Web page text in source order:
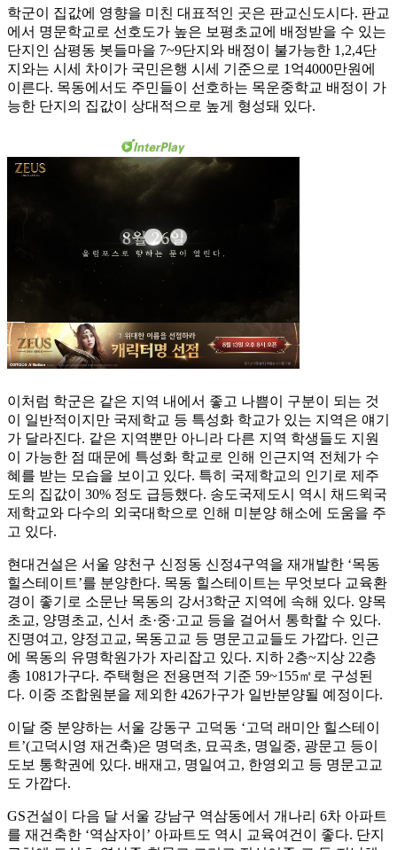
학군이 집값에 영향을 미친 대표적인 곳은 판교신도시다. 판교
에서 명문학교로 선호도가 높은 보평초교에 배정받을 수 있는
단지인 삼평동 봇들마을 7~9단지와 배정이 불가능한 1,2,4단
지와는 시세 차이가 국민은행 시세 기준으로 1억4000만원에
이른다. 목동에서도 주민들이 선호하는 목운중학교 배정이 가
능한 단지의 집값이 상대적으로 높게 형성돼 있다.
이처럼 학군은 같은 지역 내에서 좋고 나쁨이 구분이 되는 것
이 일반적이지만 국제학교 등 특성화 학교가 있는 지역은 얘기
가 달라진다. 같은 지역뿐만 아니라 다른 지역 학생들도 지원
이 가능한 점 때문에 특성화 학교로 인해 인근지역 전체가 수
혜를 받는 모습을 보이고 있다. 특히 국제학교의 인기로 제주
도의 집값이 30% 정도 급등했다. 송도국제도시 역시 채드윅국
제학교와 다수의 외국대학으로 인해 미분양 해소에 도움을 주
고 있다.
현대건설은 서울 양천구 신정동 신정4구역을 재개발한 ‘목동
힐스테이트’를 분양한다. 목동 힐스테이트는 무엇보다 교육환
경이 좋기로 소문난 목동의 강서3학군 지역에 속해 있다. 양목
초교, 양명초교, 신서 초·중·고교 등을 걸어서 통학할 수 있다.
진명여고, 양정고교, 목동고교 등 명문고교들도 가깝다. 인근
에 목동의 유명학원가가 자리잡고 있다. 지하 2층~지상 22층
총 1081가구다. 주택형은 전용면적 기준 59~155㎡로 구성된
다. 이중 조합원분을 제외한 426가구가 일반분양될 예정이다.
이달 중 분양하는 서울 강동구 고덕동 ‘고덕 래미안 힐스테이
트’(고덕시영 재건축)은 명덕초, 묘곡초, 명일중, 광문고 등이
도보 통학권에 있다. 배재고, 명일여고, 한영외고 등 명문고교
도 가깝다.
GS건설이 다음 달 서울 강남구 역삼동에서 개나리 6차 아파트
를 재건축한 ‘역삼자이’ 아파트도 역시 교육여건이 좋다. 단지